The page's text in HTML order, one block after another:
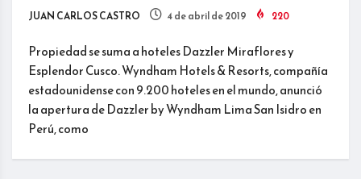
JUAN CARLOS CASTRO 4 de abril de 2019 220
Propiedad se suma a hoteles Dazzler Miraflores y
Esplendor Cusco. Wyndham Hotels & Resorts, compañía
estadounidense con 9.200 hoteles en el mundo, anunció
la apertura de Dazzler by Wyndham Lima San Isidro en
Perú, como